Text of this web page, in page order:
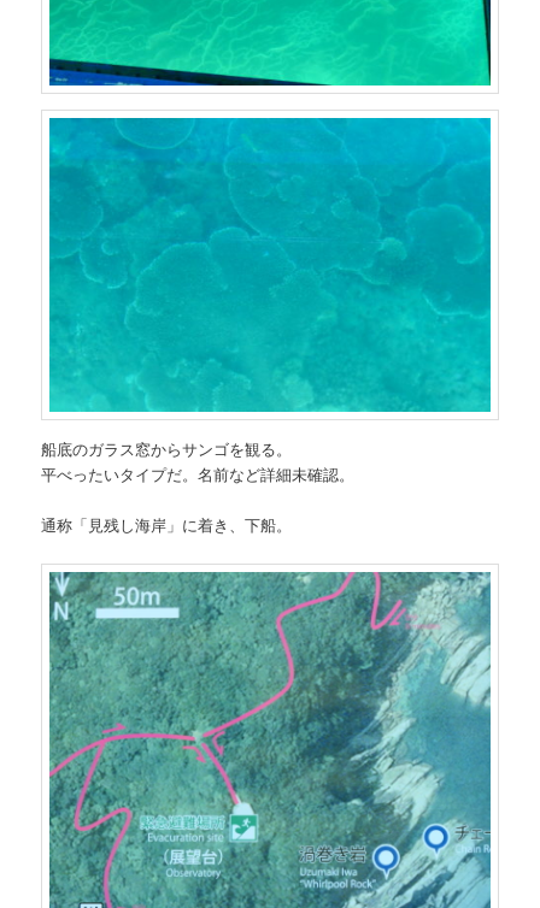
船底のガラス窓からサンゴを観る。
平べったいタイプだ。名前など詳細未確認。
通称「見残し海岸」に着き、下船。